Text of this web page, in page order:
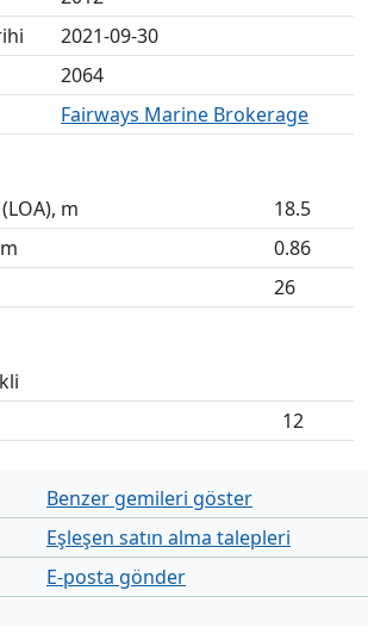
2021-09-30
2064
Fairways Marine Brokerage
m
18.5
0.86
26
12
Benzer gemileri göster
Eşleşen satın alma talepleri
E-posta gönder